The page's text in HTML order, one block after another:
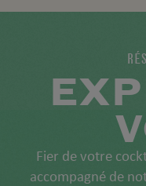
Fier de votre
accompagné de